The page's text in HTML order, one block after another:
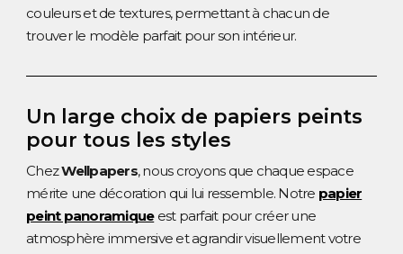
couleurs et de textures, permettant à chacun de
trouver le modèle parfait pour son intérieur.
Un large choix de papiers peints
pour tous les styles
ChezWellpapers, nous croyons que chaque espace
mérite une décoration qui lui ressemble. Notre papier
peint panoramiqueest parfait pour créer une
atmosphère immersive et agrandir visuellement votre